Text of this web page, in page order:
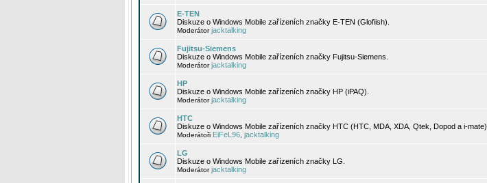
E-TEN
Diskuze o Windows Mobile zařízeních značky E-TEN (Glofiish).
Moderátorjacktalking
Fujitsu-Siemens
Diskuze o Windows Mobile zařízeních značky Fujitsu-Siemens.
Moderátorjacktalking
HP
Diskuze o Windows Mobile zařízeních značky HP (iPAQ).
Moderátorjacktalking
HTC
Diskuze o Windows Mobile zařízeních značky HTC (HTC, MDA, XDA, Qtek, Dopod a i-mate).
Moderátoři EiFeL96 jacktalking
LG
Diskuze o Windows Mobile zařízeních značky LG.
Moderátorjacktalking